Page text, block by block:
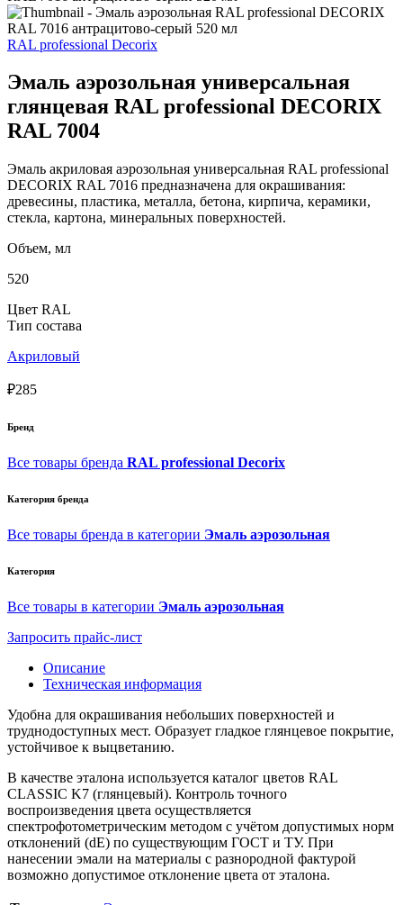
RAL professional Decorix
Эмаль аэрозольная универсальная
глянцевая RAL professional DECORIX
RAL 7004
Эмаль акриловая аэрозольная универсальная RAL professional
DECORIX RAL 7016 предназначена для окрашивания:
древесины, пластика, металла, бетона, кирпича, керамики,
стекла, картона, минеральных поверхностей.
Объем, мл
520
Цвет RAL
Тип состава
Акриловый
₽285
Бренд
Все товары бренда RAL professional Decorix
Категория бренда
Все товары бренда в категории Эмаль аэрозольная
Категория
Все товары в категории Эмаль аэрозольная
Запросить прайс-лист
Описание
Техническая информация
Удобна для окрашивания небольших поверхностей и
труднодоступных мест. Образует гладкое глянцевое покрытие,
устойчивое к выцветанию.
В качестве эталона используется каталог цветов RAL
CLASSIC K7 (глянцевый). Контроль точного
воспроизведения цвета осуществляется
спектрофотометрическим методом с учётом допустимых норм
отклонений (dE) по существующим ГОСТ и ТУ. При
нанесении эмали на материалы с разнородной фактурой
возможно допустимое отклонение цвета от эталона.